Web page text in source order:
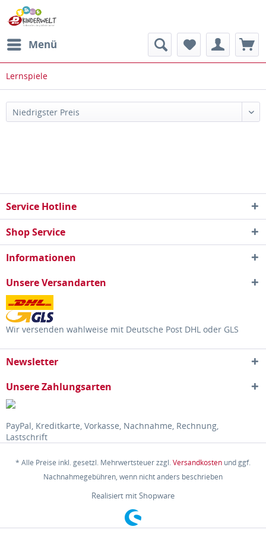
Menü
Lernspiele
Service Hotline
Shop Service
Informationen
Unsere Versandarten
Wir versenden wahlweise mit Deutsche Post DHL oder GLS
Newsletter
Unsere Zahlungsarten
PayPal, Kreditkarte, Vorkasse, Nachnahme, Rechnung,
Lastschrift
* Alle Preise inkl. gesetzl. Mehrwertsteuer zzgl.Versandkosten und ggf.
Nachnahmegebühren, wenn nicht anders beschrieben
Realisiert mit Shopware